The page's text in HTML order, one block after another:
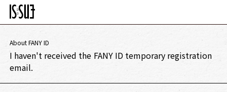
About FANY ID
I haven't received the FANY ID temporary registration
email.